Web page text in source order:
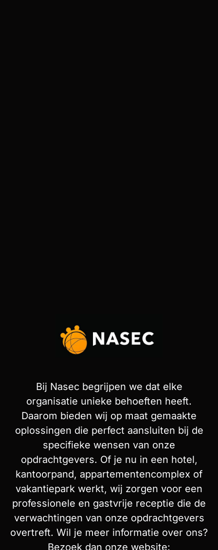
Bij Nasec begrijpen we dat elke
organisatie unieke behoeften heeft.
Daarom bieden wij op maat gemaakte
oplossingen die perfect aansluiten bij de
specifieke wensen van onze
opdrachtgevers. Of je nu in een hotel,
kantoorpand, appartementencomplex of
vakantiepark werkt, wij zorgen voor een
professionele en gastvrije receptie die de
verwachtingen van onze opdrachtgevers
overtreft. Wil je meer informatie over ons?
Bezoek dan onze website: